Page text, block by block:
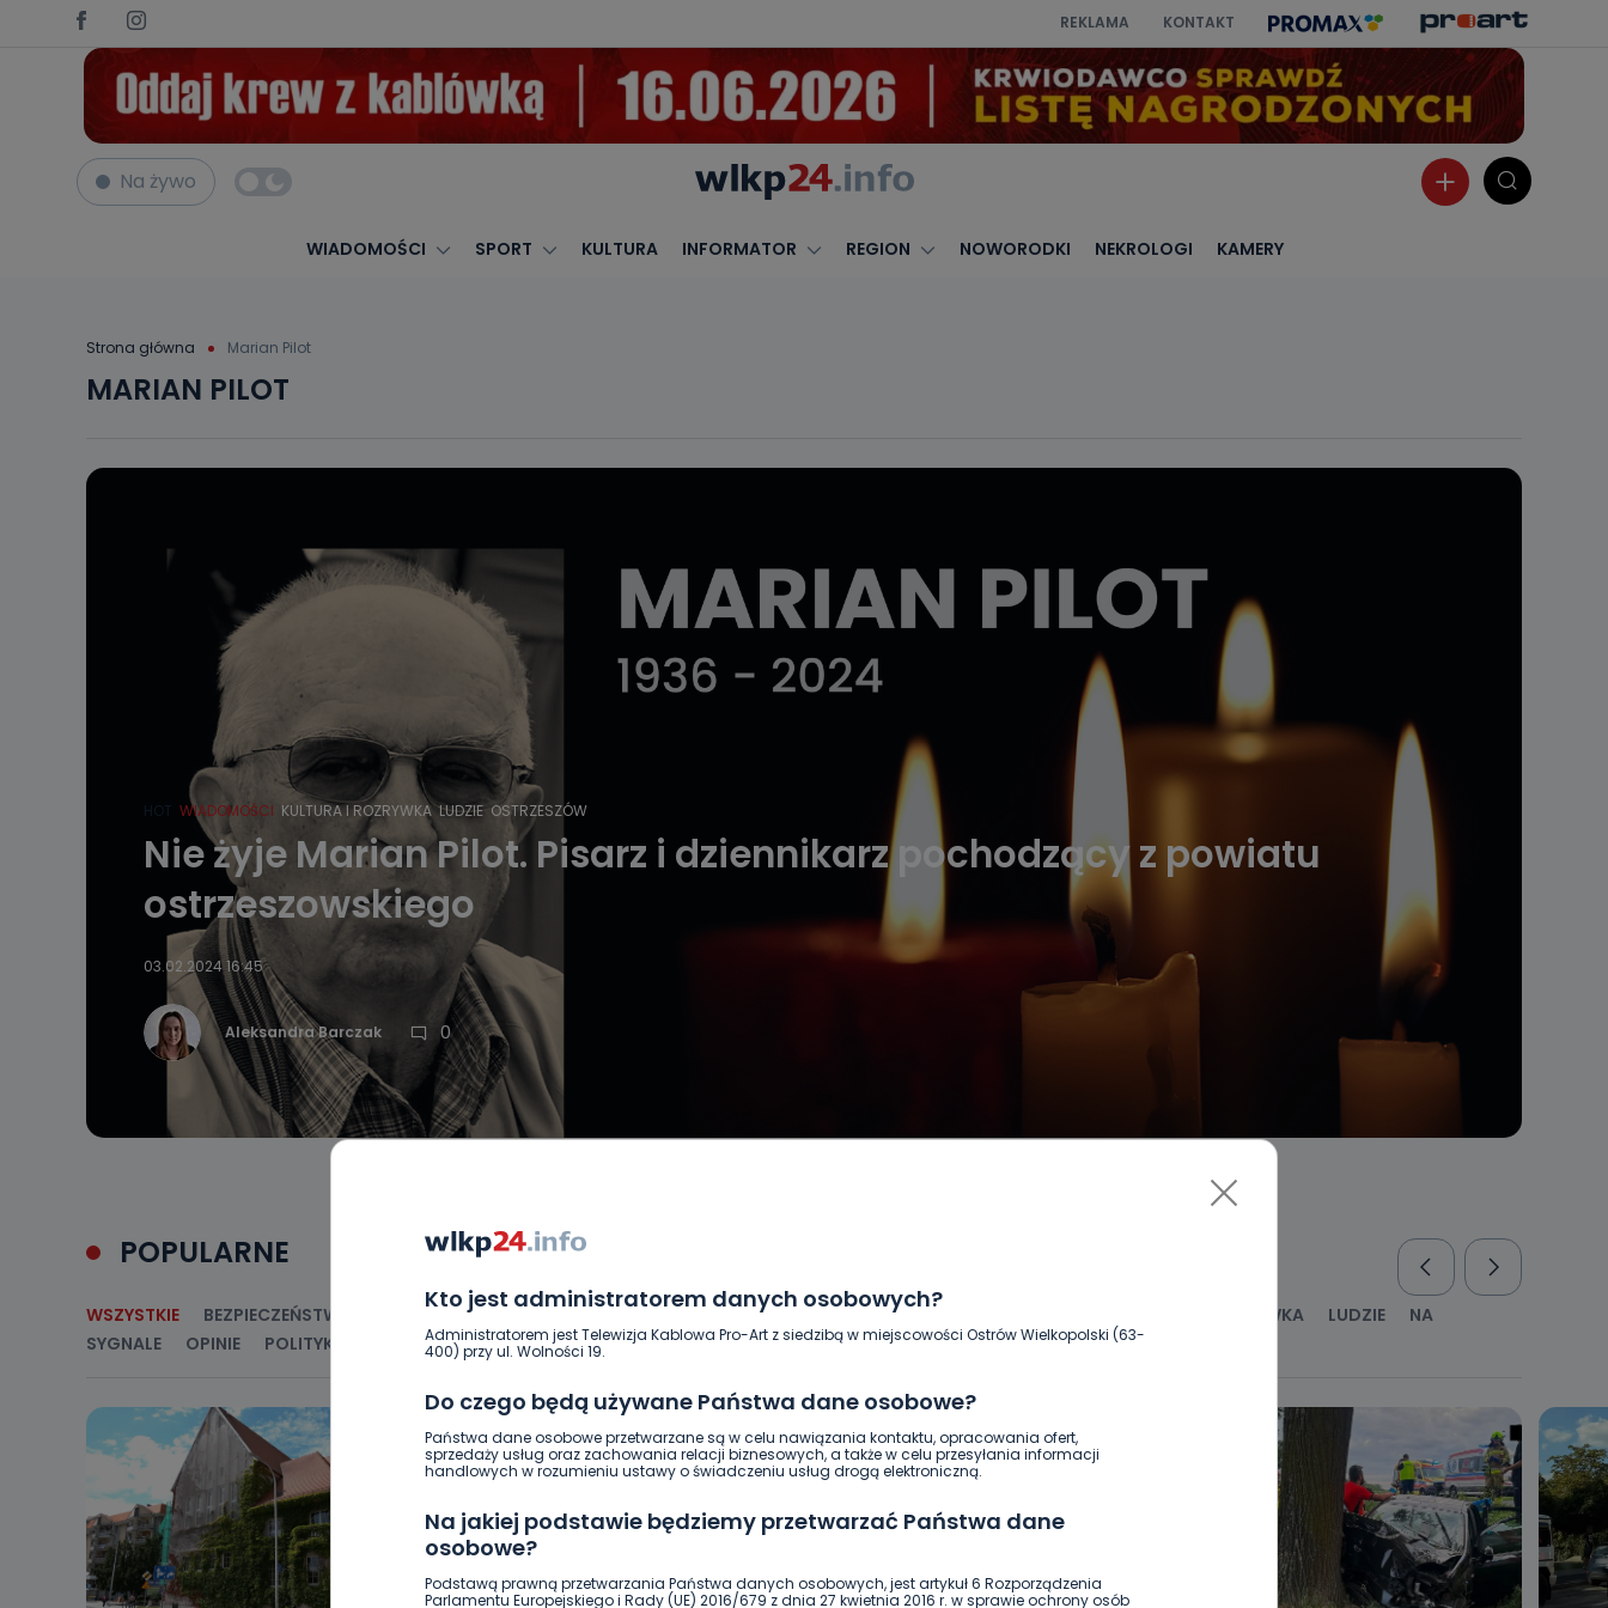
REKLAMA KONTAKT
Na żywo
WIADOMOŚCI SPORT KULTURA INFORMATOR REGION NOWORODKI NEKROLOGI KAMERY
Strona główna Marian Pilot
Kto jest administratorem danych osobowych?
Administratorem jest Telewizja Kablowa Pro-Art z siedzibą w miejscowości Ostrów Wielkopolski (63-
400) przy ul. Wolności 19.
Do czego będą używane Państwa dane osobowe?
Państwa dane osobowe przetwarzane są w celu nawiązania kontaktu, opracowania ofert,
sprzedaży usług oraz zachowania relacji biznesowych, a także w celu przesyłania informacji
handlowych w rozumieniu ustawy o świadczeniu usług drogą elektroniczną.
Na jakiej podstawie będziemy przetwarzać Państwa dane
osobowe?
Podstawą prawną przetwarzania Państwa danych osobowych, jest artykuł 6 Rozporządzenia
Parlamentu Europejskiego i Rady (UE) 2016/679 z dnia 27 kwietnia 2016 r. w sprawie ochrony osób
MARIAN PILOT
HOT WIADOMOŚCI KULTURA I ROZRYWKA LUDZIE OSTRZESZÓW
Nie żyje Marian Pilot. Pisarz i dziennikarz pochodzący z powiatu
ostrzeszowskiego
03.02.2024 16:45
Aleksandra Barczak 0
POPULARNE
WSZYSTKIE BEZPIECZEŃSTWO CIEKAWOSTKI GOSPODARKA I FINANSE HISTORIA KULTURA I ROZRYWKA LUDZIE
NA
SYGNALE
OPINIE POLITYKA RELIGIA SAMORZĄD ŚRODOWISKO WASZE INFO WSZYSTKICH ŚWIĘTYCH WYWIADY